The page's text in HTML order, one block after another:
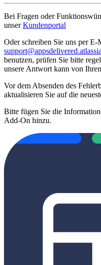
Bei Fragen oder
unserKundenportal
Oder schreiben Sie uns per E-
benutzen, prüfen Sie bitte
unsere Antwort kann von
Vor dem Absenden des
aktualisieren Sie auf die
Bitte fügen Sie die
Add-On hinzu.